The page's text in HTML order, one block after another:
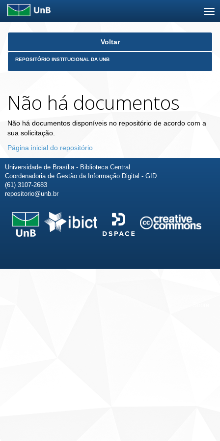
Skip
Voltar
REPOSITÓRIO INSTITUCIONAL DA UNB
Não há documentos
Não há documentos disponíveis no repositório de acordo com a
sua solicitação.
Página inicial do repositório
Universidade de Brasília - Biblioteca Central
Coordenadoria de Gestão da Informação Digital - GID
(61) 3107-2683
repositorio@unb.br